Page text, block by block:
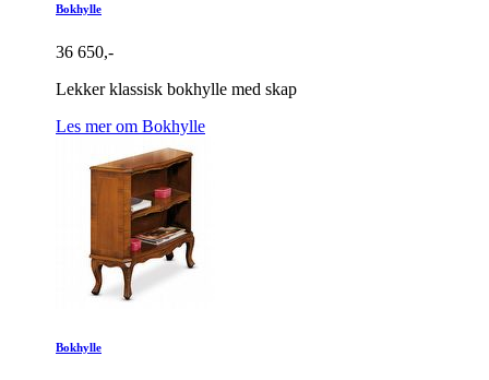
Bokhylle
36 650,-
Lekker klassisk bokhylle med skap
Les mer om Bokhylle
Bokhylle